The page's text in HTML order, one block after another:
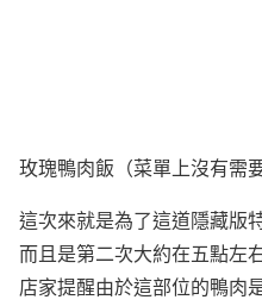
玫瑰鴨肉飯（菜單上沒有需
這次來就是為了這道隱藏版
而且是第二次大約在五點左
店家提醒由於這部位的鴨肉